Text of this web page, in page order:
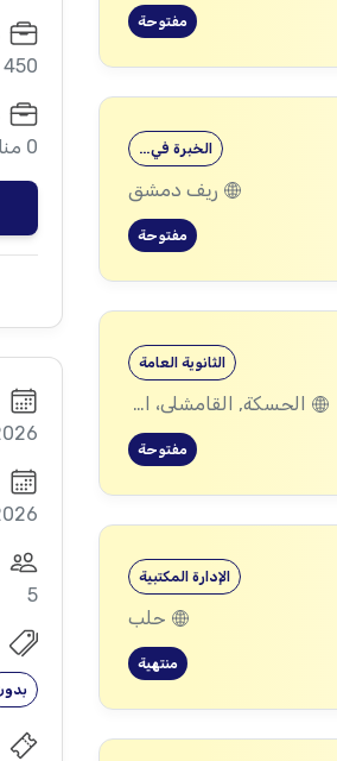
مفتوحة
الخبرة في…
ريف دمشق
مفتوحة
الثانوية العامة
الحسكة, القامشلى، الحسكة, الكرامة، الرقة, اليعربية، المالكية، الحسكة, العريشة، الحسكة, الشدادي، الحسكة
مفتوحة
الإدارة المكتبية
حلب
منتهية
450 الوظائف
0 مناقصة
5